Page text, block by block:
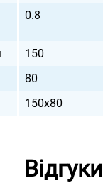
0.8
150
80
150х80
Відгуки